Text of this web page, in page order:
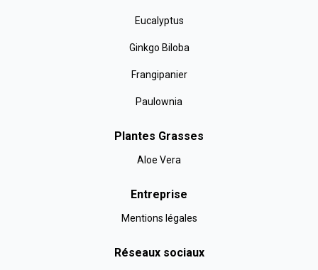
Eucalyptus
Ginkgo Biloba
Frangipanier
Paulownia
Plantes Grasses
Aloe Vera
Entreprise
Mentions légales
Réseaux sociaux